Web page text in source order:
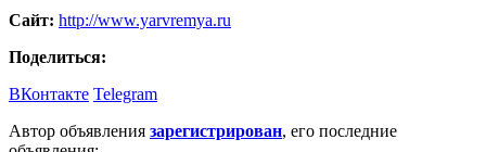
Сайт: http://www.yarvremya.ru
Поделиться:
ВКонтакте Telegram
Автор объявления зарегистрирован, его последние